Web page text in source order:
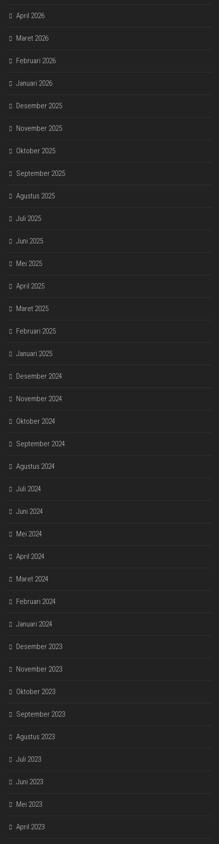
April 2026
Maret 2026
Februari 2026
Januari 2026
Desember 2025
November 2025
Oktober 2025
September 2025
Agustus 2025
Juli 2025
Juni 2025
Mei 2025
April 2025
Maret 2025
Februari 2025
Januari 2025
Desember 2024
November 2024
Oktober 2024
September 2024
Agustus 2024
Juli 2024
Juni 2024
Mei 2024
April 2024
Maret 2024
Februari 2024
Januari 2024
Desember 2023
November 2023
Oktober 2023
September 2023
Agustus 2023
Juli 2023
Juni 2023
Mei 2023
April 2023